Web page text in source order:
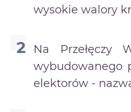
wysokie walory
Na Przełęczy
wybudowanego
elektorów -